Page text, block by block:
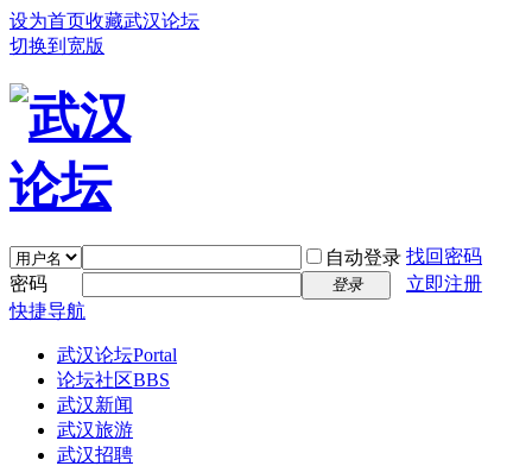
设为首页收藏武汉论坛
切换到宽版
自动登录 找回密码
密码
登录
立即注册
快捷导航
武汉论坛Portal
论坛社区BBS
武汉新闻
武汉旅游
武汉招聘